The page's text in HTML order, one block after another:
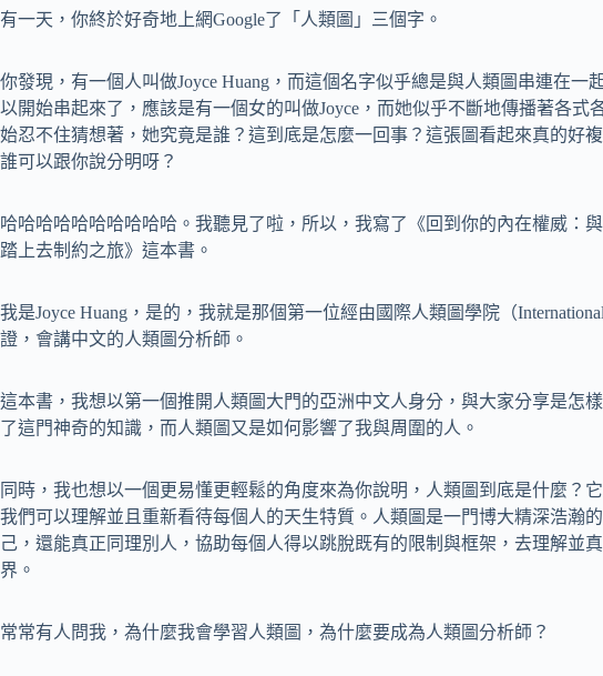
有一天，你終於好奇地上網Google了「人類圖」三個字。
你發現，有一個人叫做Joyce Huang，而這個名字似乎總是與人類圖串連在一
以開始串起來了，應該是有一個女的叫做Joyce，而她似乎不斷地傳播著各式
始忍不住猜想著，她究竟是誰？這到底是怎麼一回事？這張圖看起來真的好
誰可以跟你說分明呀？
哈哈哈哈哈哈哈哈哈哈。我聽見了啦，所以，我寫了《回到你的內在權威：
踏上去制約之旅》這本書。
我是Joyce Huang，是的，我就是那個第一位經由國際人類圖學院（
證，會講中文的人類圖分析師。
這本書，我想以第一個推開人類圖大門的亞洲中文人身分，與大家分享是怎
了這門神奇的知識，而人類圖又是如何影響了我與周圍的人。
同時，我也想以一個更易懂更輕鬆的角度來為你說明，人類圖到底是什麼？
我們可以理解並且重新看待每個人的天生特質。人類圖是一門博大精深浩瀚
己，還能真正同理別人，協助每個人得以跳脫既有的限制與框架，去理解並
界。
常常有人問我，為什麼我會學習人類圖，為什麼要成為人類圖分析師？